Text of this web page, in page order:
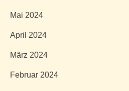
Mai 2024
April 2024
März 2024
Februar 2024